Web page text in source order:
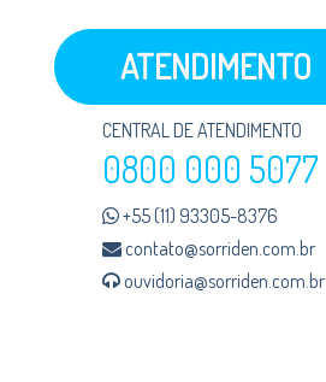
ATENDIMENTO
CENTRAL DE ATENDIMENTO
0800 000 5077
+55 (11) 93305-8376
contato@sorriden.com.br
ouvidoria@sorriden.com.br